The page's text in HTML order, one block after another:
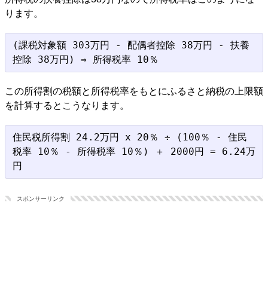
ります。
(課税対象額 303万円 - 配偶者控除 38万円 - 扶養
この所得割の税額と所得税率をもとにふるさと納税の上限額
を計算するとこうなります。
住民税所得割 24.2万円 x 20％ ÷ (100％ - 住民
税率 10％ - 所得税率 10％) ＋ 2000円 = 6.24万
スポンサーリンク